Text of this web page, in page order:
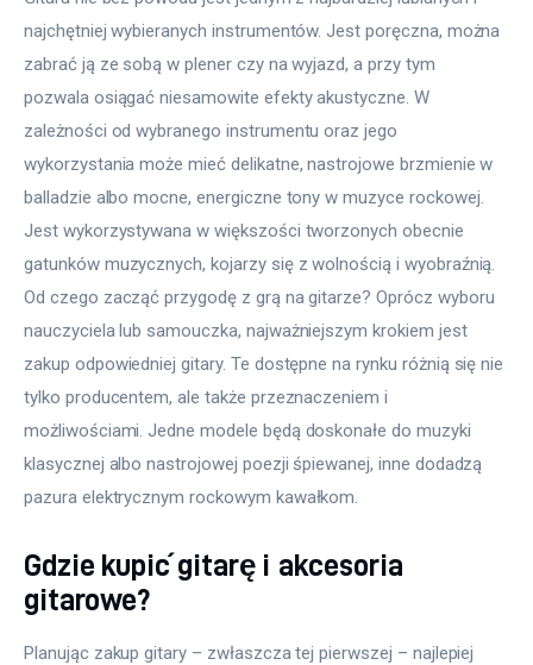
najchętniej wybieranych instrumentów. Jest poręczna, można
zabrać ją ze sobą w plener czy na wyjazd, a przy tym
pozwala osiągać niesamowite efekty akustyczne. W
zależności od wybranego instrumentu oraz jego
wykorzystania może mieć delikatne, nastrojowe brzmienie w
balladzie albo mocne, energiczne tony w muzyce rockowej.
Jest wykorzystywana w większości tworzonych obecnie
gatunków muzycznych, kojarzy się z wolnością i wyobraźnią.
Od czego zacząć przygodę z grą na gitarze? Oprócz wyboru
nauczyciela lub samouczka, najważniejszym krokiem jest
zakup odpowiedniej gitary. Te dostępne na rynku różnią się nie
tylko producentem, ale także przeznaczeniem i
możliwościami. Jedne modele będą doskonałe do muzyki
klasycznej albo nastrojowej poezji śpiewanej, inne dodadzą
pazura elektrycznym rockowym kawałkom.
Gdzie kupić gitarę i akcesoria
gitarowe?
Planując zakup gitary – zwłaszcza tej pierwszej – najlepiej